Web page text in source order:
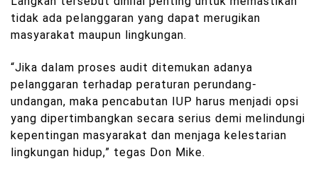
tidak ada pelanggaran yang dapat merugikan
masyarakat maupun lingkungan.
“Jika dalam proses audit ditemukan adanya
pelanggaran terhadap peraturan perundang-
undangan, maka pencabutan IUP harus menjadi opsi
yang dipertimbangkan secara serius demi melindungi
kepentingan masyarakat dan menjaga kelestarian
lingkungan hidup,” tegas Don Mike.